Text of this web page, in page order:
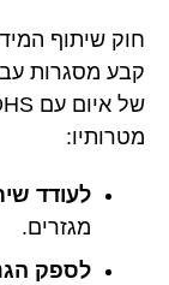
קבע מסגרות
מטרותיו:
לעודד
מגזרים.
לספק